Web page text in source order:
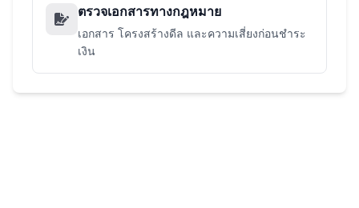
ตรวจเอกสารทางกฎหมาย
เอกสาร โครงสร้างดีล และความเสี่ยงก่อนชำระ
เงิน